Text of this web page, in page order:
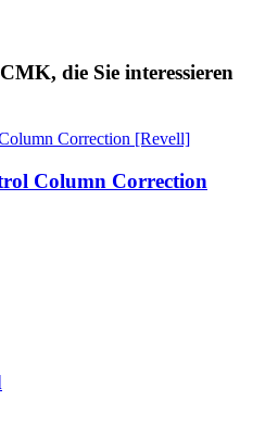
die Sie interessieren
Column Correction